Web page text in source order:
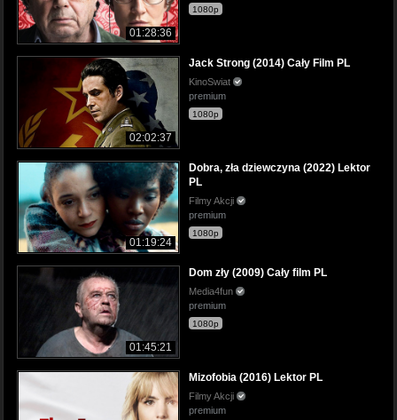
01:28:36
1080p
02:02:37
Jack Strong (2014) Cały Film PL
KinoSwiat
premium
1080p
01:19:24
Dobra, zła dziewczyna (2022) Lektor
PL
Filmy Akcji
premium
1080p
01:45:21
Dom zły (2009) Cały film PL
Media4fun
premium
1080p
Mizofobia (2016) Lektor PL
Filmy Akcji
premium